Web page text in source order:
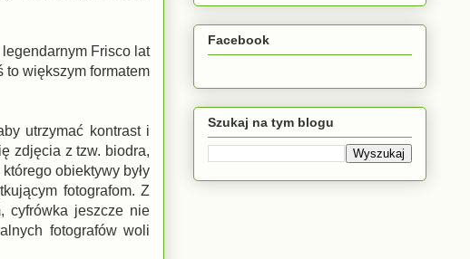
Frisco lat
to większym formatem
utrzymać kontrast i
zdjęcia z tzw. biodra,
obiektywy były
fotografom. Z
cyfrówka jeszcze nie
fotografów woli
Facebook
Szukaj na tym blogu